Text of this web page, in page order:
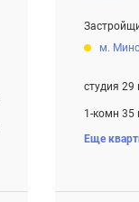
Строится
м.
студия 29
1-комн 35
2-комн 53
Еще